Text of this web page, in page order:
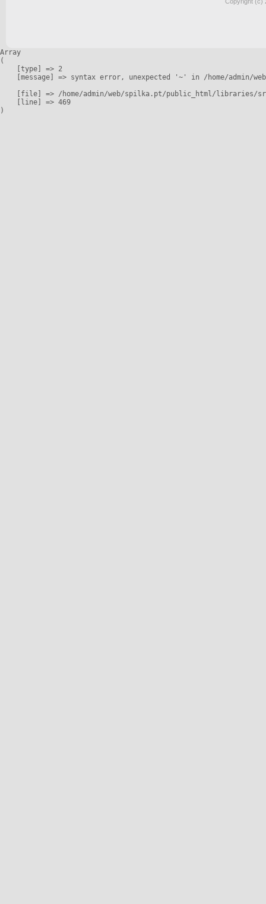
Array
(
    [type] => 2
[message] => syntax error, unexpected '~' in /home/admin/
[file] => /home/admin/web/spilka.pt/public_html/libraries/
    [line] => 469